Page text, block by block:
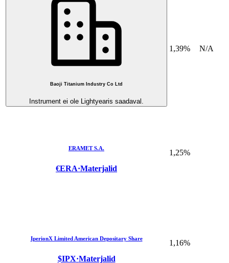
Baoji Titanium Industry Co Ltd
Instrument ei ole Lightyearis saadaval.
1,39% N/A
ERAMET S.A.
€ERA·Materjalid
1,25%
IperionX Limited American Depositary Share
$IPX·Materjalid
1,16%